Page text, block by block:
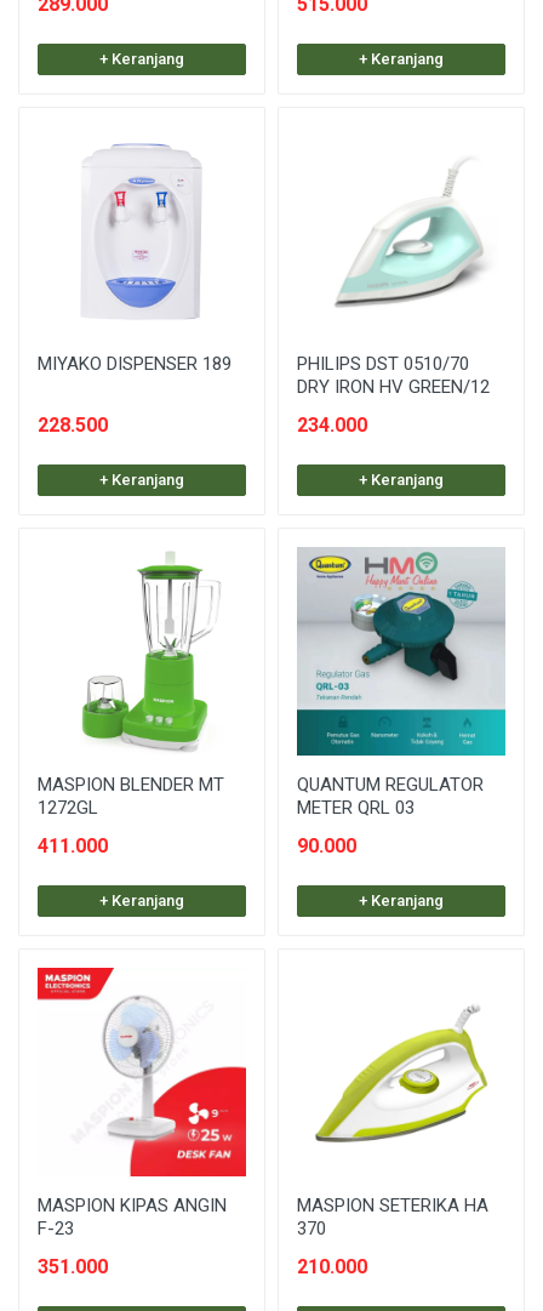
+ Keranjang + Keranjang
MIYAKO DISPENSER 189
228.500
+ Keranjang
PHILIPS DST 0510/70
DRY IRON HV GREEN/12
234.000
+ Keranjang
MASPION BLENDER MT
1272GL
411.000
+ Keranjang
QUANTUM REGULATOR
METER QRL 03
90.000
+ Keranjang
MASPION KIPAS ANGIN
F-23
351.000
MASPION SETERIKA HA
370
210.000